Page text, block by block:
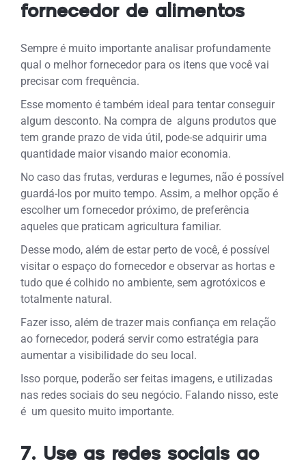
fornecedor de alimentos
Sempre é muito importante analisar profundamente
qual o melhor fornecedor para os itens que você vai
precisar com frequência.
Esse momento é também ideal para tentar conseguir
algum desconto. Na compra de alguns produtos que
tem grande prazo de vida útil, pode-se adquirir uma
quantidade maior visando maior economia.
No caso das frutas, verduras e legumes, não é possível
guardá-los por muito tempo. Assim, a melhor opção é
escolher um fornecedor próximo, de preferência
aqueles que praticam agricultura familiar.
Desse modo, além de estar perto de você, é possível
visitar o espaço do fornecedor e observar as hortas e
tudo que é colhido no ambiente, sem agrotóxicos e
totalmente natural.
Fazer isso, além de trazer mais confiança em relação
ao fornecedor, poderá servir como estratégia para
aumentar a visibilidade do seu local.
Isso porque, poderão ser feitas imagens, e utilizadas
nas redes sociais do seu negócio. Falando nisso, este
é um quesito muito importante.
7. Use as redes sociais ao